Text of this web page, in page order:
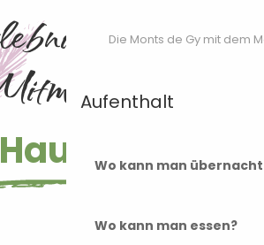
Die Monts de Gy mit dem
Aufenthalt
Wo kann man
Wo kann man essen?
zum
Saône
de la Cude